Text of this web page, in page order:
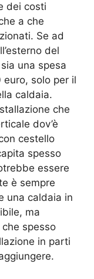
dei costi
a che
Se ad
del
una spesa
solo per il
caldaia.
che
dov’è
cestello
spesso
essere
è sempre
una caldaia in
ma
spesso
in parti